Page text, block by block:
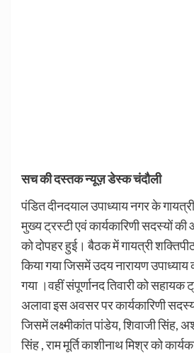
सच की दस्तक न्यूज़ डेस्क चंदौली
पंडित दीनदयाल उपाध्याय नगर के
मुख्य ट्रस्टी एवं कार्यकारिणी सदस्यों
को दोपहर हुई। बैठक में गायत्री
किया गया जिसमें उदय नारायण उपाध्याय
गया ।वहीं संपूर्णानद तिवारी को
अलावा इस अवसर पर कार्यकारिणी
जिसमें लक्ष्मीकांत पांडेय, शिवाजी
सिंह , राम मूर्ति काशीनाथ मिश्र को